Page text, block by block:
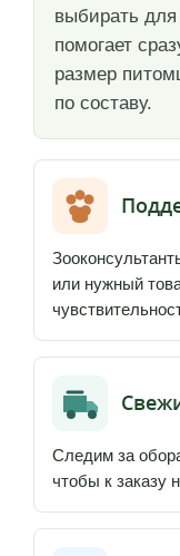
выбирать
помогает
размер
по составу.
или нужный
Следим за
чтобы к заказу